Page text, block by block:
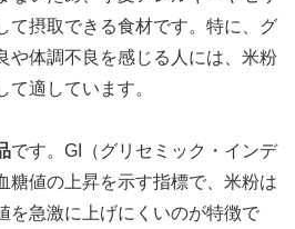
て摂取できる食材です。特に、グ
や体調不良を感じる人には、米粉
て適しています。
です。GI（グリセミック・インデ
糖値の上昇を示す指標で、米粉は
を急激に上げにくいのが特徴で